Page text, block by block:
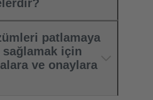
patlamaya
sağlamak için
ve onaylara